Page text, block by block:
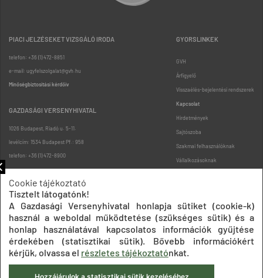
PIACI JELZÉSEKET VIZSGÁLÓ IRODA
telefon: +36 (1) 472-8851
e-mail: ugyfelszolgalat@gvh.hu
Minőségbiztosítási kérdőív
GAZDASÁGI VERSENYHIVATAL
1026 Budapest, Riadó u. 5-11.
levélcím: 1534 Budapest Pf.: 958
telefon: +36 (1) 472-8900
GYORSLINKEK
GVH
Árfigyelő
Visszaélés-bejelentési rendszerek
Kapcsolat
Hirdetmények
Sajtószoba
Szakmai felhasználóknak
Vállalkozásoknak
Oldaltérkép
Cookie tájékoztató
Tisztelt látogatónk!
A Gazdasági Versenyhivatal honlapja sütiket (cookie-k)
használ a weboldal működtetése (szükséges sütik) és a
honlap használatával kapcsolatos információk gyűjtése
érdekében (statisztikai sütik). Bővebb információkért
kérjük, olvassa el részletes tájékoztatónkat.